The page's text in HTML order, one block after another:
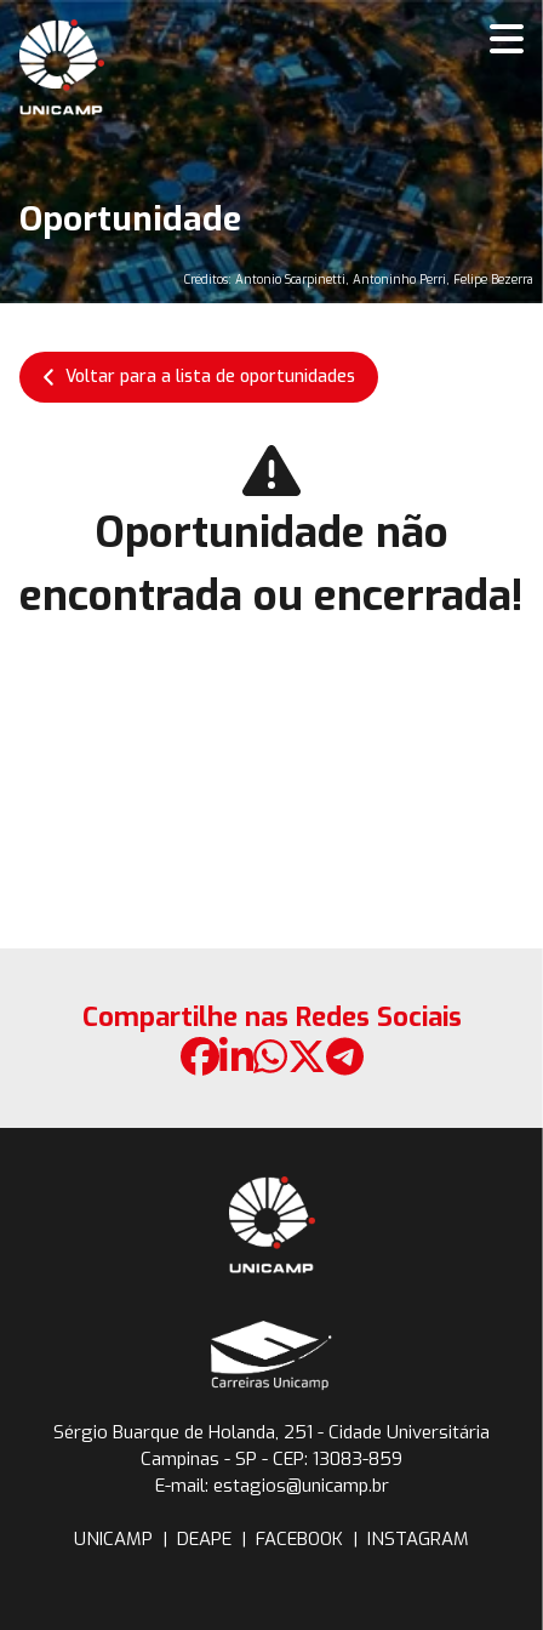
Oportunidade
Créditos: Antonio Scarpinetti, Antoninho Perri, Felipe Bezerra
Voltar para a lista de oportunidades
Oportunidade não
encontrada ou encerrada!
Compartilhe nas Redes Sociais
Sérgio Buarque de Holanda, 251 - Cidade Universitária
Campinas - SP - CEP: 13083-859
E-mail: estagios@unicamp.br
UNICAMP | DEAPE | FACEBOOK | INSTAGRAM